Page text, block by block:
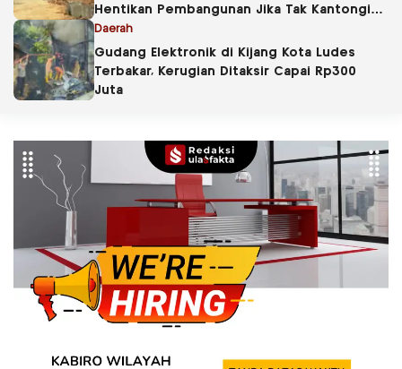
Hentikan Pembangunan Jika Tak Kantongi
PBG
Daerah
Gudang Elektronik di Kijang Kota Ludes
Terbakar, Kerugian Ditaksir Capai Rp300
Juta